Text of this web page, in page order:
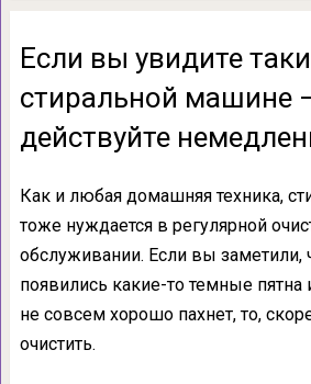
Если вы увидите
стиральной машине
действуйте
Как и любая домашняя техника,
тоже нуждается в регулярной
обслуживании. Если вы заметили,
появились какие-то темные пятна
не совсем хорошо пахнет, то,
очистить.